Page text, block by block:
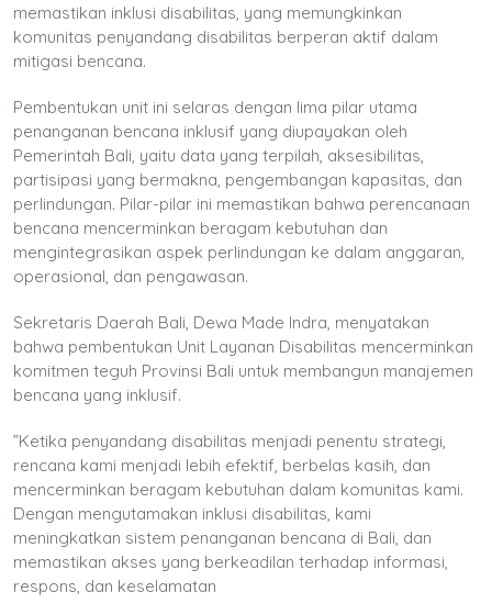
memastikan inklusi disabilitas, yang memungkinkan
komunitas penyandang disabilitas berperan aktif dalam
mitigasi bencana.
Pembentukan unit ini selaras dengan lima pilar utama
penanganan bencana inklusif yang diupayakan oleh
Pemerintah Bali, yaitu data yang terpilah, aksesibilitas,
partisipasi yang bermakna, pengembangan kapasitas, dan
perlindungan. Pilar-pilar ini memastikan bahwa perencanaan
bencana mencerminkan beragam kebutuhan dan
mengintegrasikan aspek perlindungan ke dalam anggaran,
operasional, dan pengawasan.
Sekretaris Daerah Bali, Dewa Made Indra, menyatakan
bahwa pembentukan Unit Layanan Disabilitas mencerminkan
komitmen teguh Provinsi Bali untuk membangun manajemen
bencana yang inklusif.
”Ketika penyandang disabilitas menjadi penentu strategi,
rencana kami menjadi lebih efektif, berbelas kasih, dan
mencerminkan beragam kebutuhan dalam komunitas kami.
Dengan mengutamakan inklusi disabilitas, kami
meningkatkan sistem penanganan bencana di Bali, dan
memastikan akses yang berkeadilan terhadap informasi,
respons, dan keselamatan